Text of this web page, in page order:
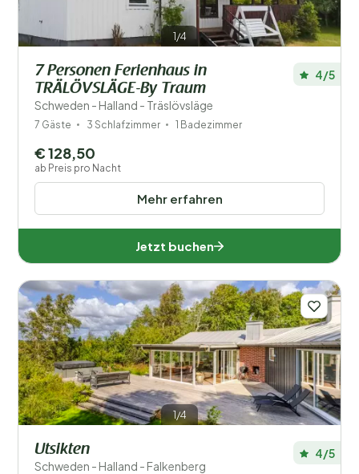
1/4
7 Personen Ferienhaus in
TRÄLÖVSLÄGE-By Traum
Schweden - Halland - Träslövsläge
4/5
7 Gäste 3 Schlafzimmer 1 Badezimmer
Mehr erfahren
€ 128,50
ab Preis pro Nacht
Jetzt buchen
1/4
Utsikten
Schweden - Halland - Falkenberg
4/5